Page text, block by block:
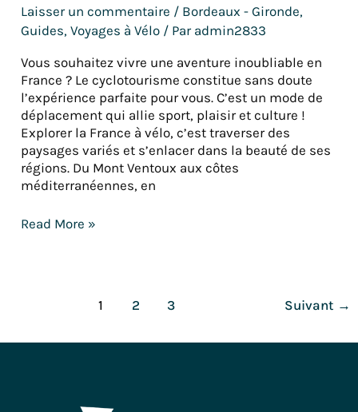
Laisser un commentaire / Bordeaux - Gironde,
Guides,Voyages à Vélo / Par admin2833
Vous souhaitez vivre une aventure inoubliable en
France ? Le cyclotourisme constitue sans doute
l’expérience parfaite pour vous. C’est un mode de
déplacement qui allie sport, plaisir et culture !
Explorer la France à vélo, c’est traverser des
paysages variés et s’enlacer dans la beauté de ses
régions. Du Mont Ventoux aux côtes
méditerranéennes, en
Read More »
1 2 3 Suivant →